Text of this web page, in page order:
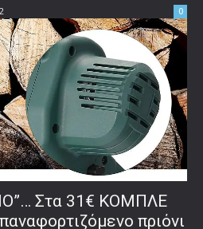
0
Στα 31€ ΚΟΜΠΛΕ
πριόνι